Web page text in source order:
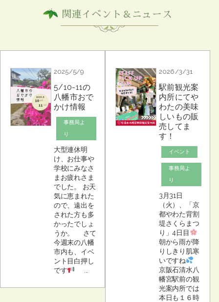
関連イベント＆ニュース
2025/5/9
5/10-11の
八幡市おで
かけ情報
事務局よ
り
大型連休明
け、お仕事や
学校にみなさ
まお疲れさま
でした。 お天
気に恵まれた
ので、遠出を
された方も多
かったでしょ
うか。 さて
今週末の八幡
市内も、イベ
ント目白押し
です
2026/3/31
駅前観光案
内所にてや
わたの美味
しいもの販
売してま
す！
イベント
事務局よ
り
3月31日
（火）、「京
都やわた背割
堤さくらまつ
り」4日目
朝から雨が降
りしきり肌寒
いですね
京阪石清水八
幡宮駅前の観
光案内所では
本日も１６時